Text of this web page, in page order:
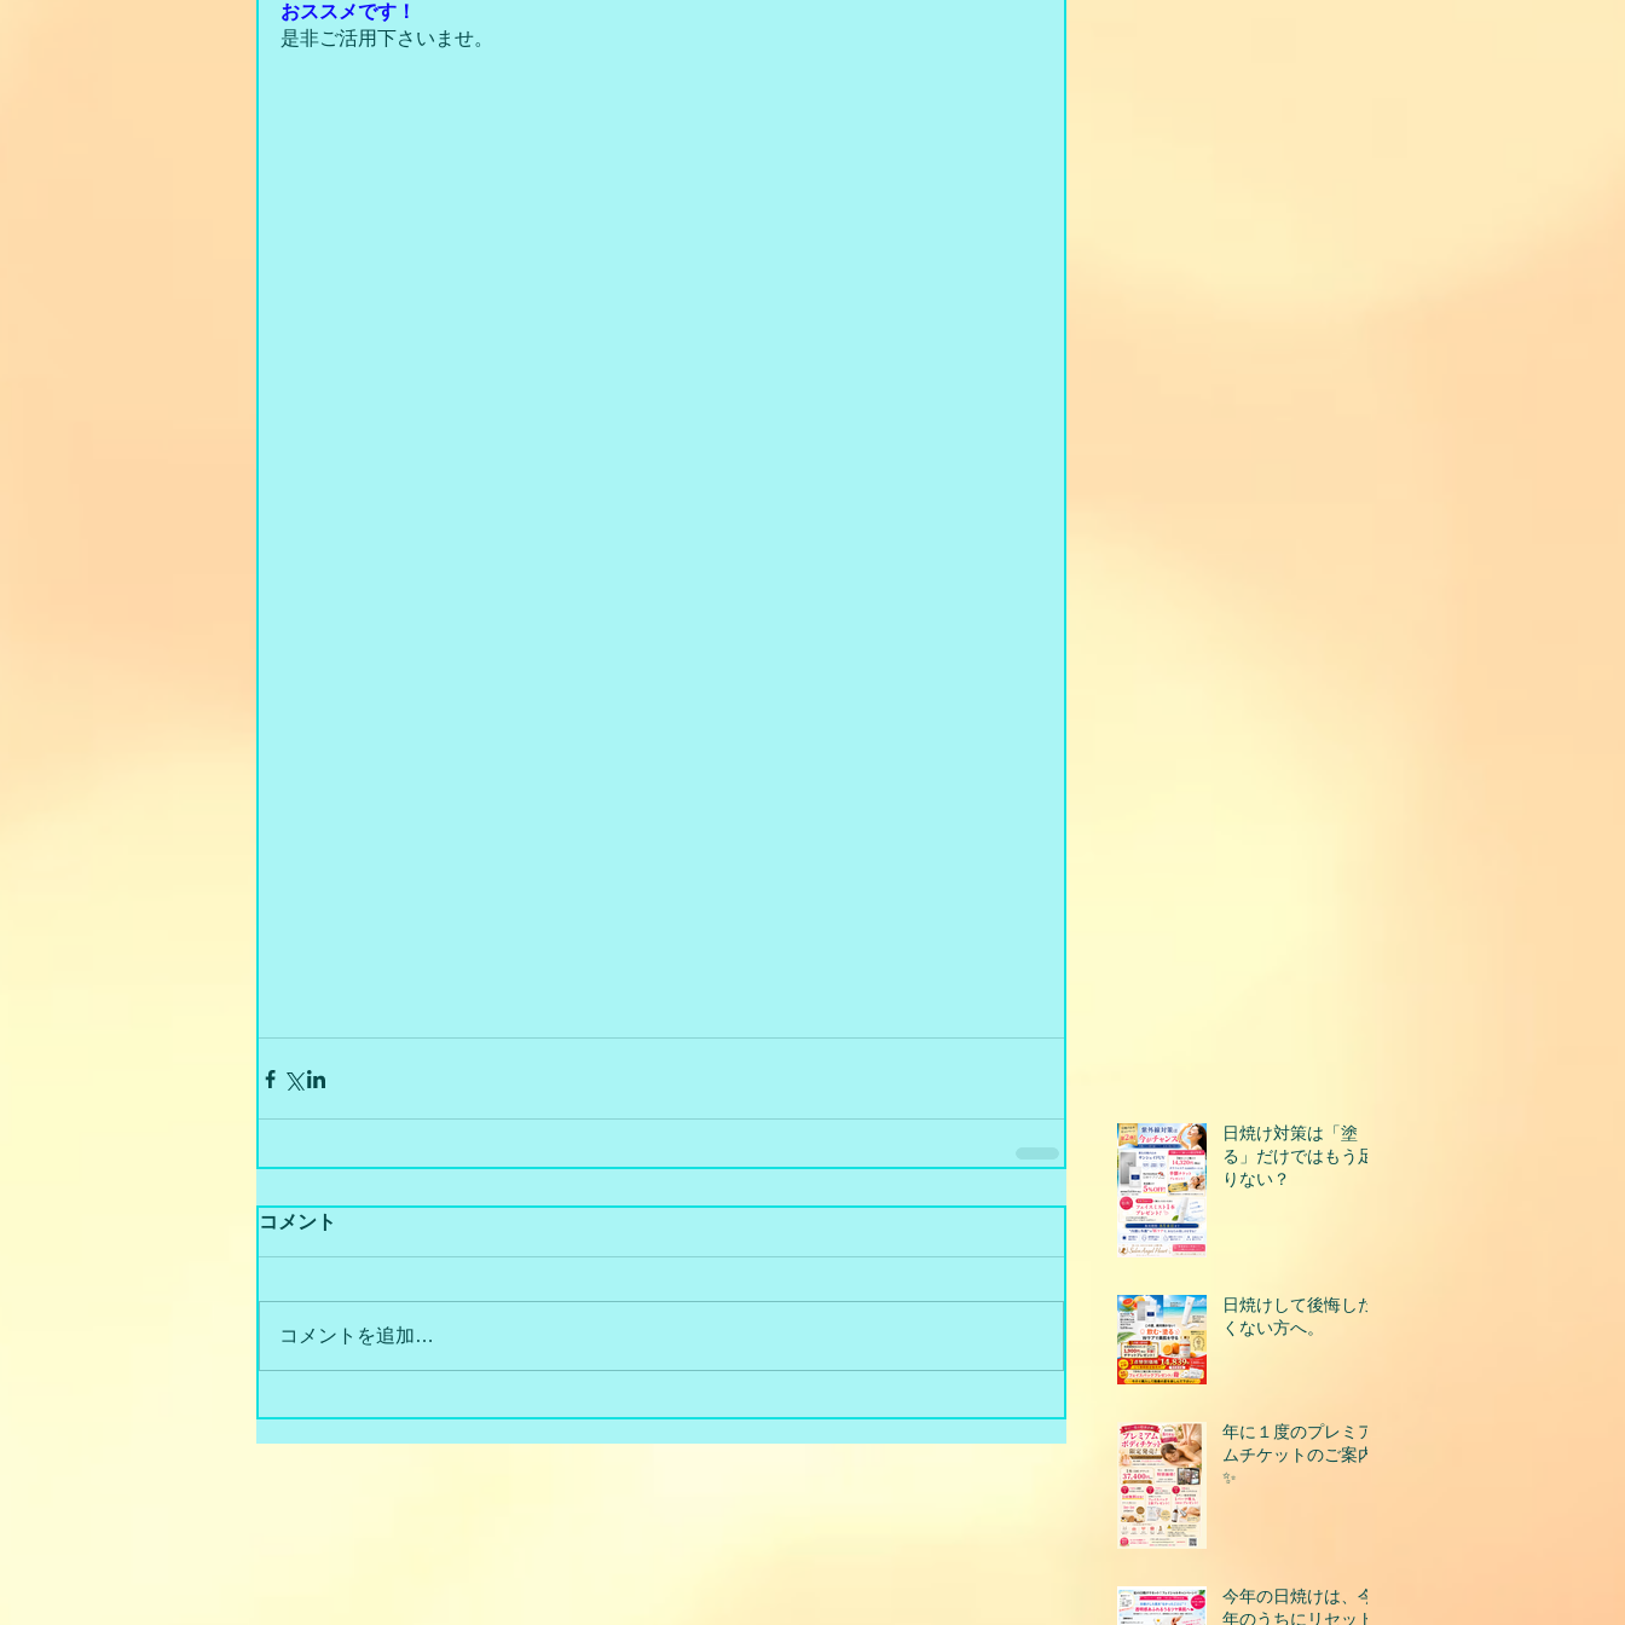
おススメです！
是非ご活用下さいませ。
コメント
コメントを追加…
日焼け対策は「塗
る」だけではもう足
りない？
日焼けして後悔した
くない方へ。
年に１度のプレミア
ムチケットのご案内
✨
今年の日焼けは、今
年のうちにリセット